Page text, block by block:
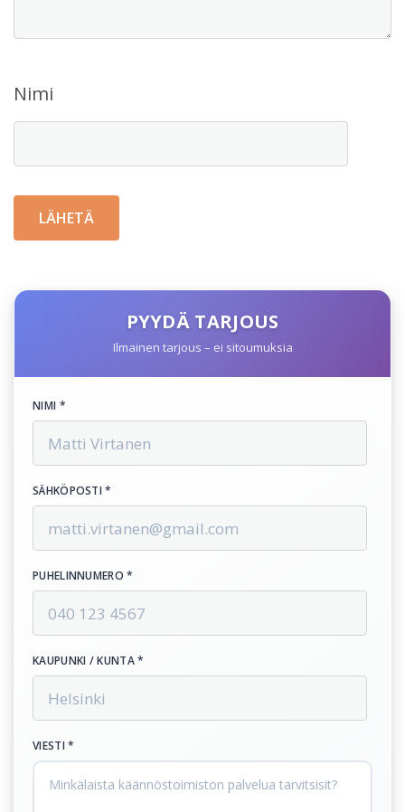
Nimi
PYYDÄ TARJOUS
Ilmainen tarjous – ei sitoumuksia
NIMI *
SÄHKÖPOSTI *
PUHELINNUMERO *
KAUPUNKI / KUNTA *
VIESTI *